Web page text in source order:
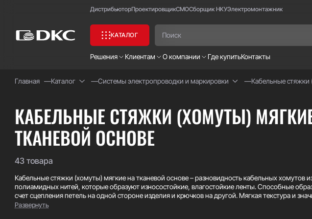
ДистрибьюторПроектировщикСМОСборщик НКУЭлектромонтажник
КАТАЛОГ
Решения Клиентам О компании Где купитьКонтакты
Главная Каталог Системы электропроводки и маркировки Кабельные стяжки
КАБЕЛЬНЫЕ СТЯЖКИ (ХОМУТЫ)
ТКАНЕВОЙ ОСНОВЕ
43 товара
Кабельные стяжки (хомуты) мягкие на тканевой основе – разновидность кабельных хомутов
полиамидных нитей, которые образуют износостойкие, влагостойкие ленты. Способные
счет сцепления петель на одной стороне изделия и крючков на другой. Мягкая текстура и
хомутов исключает риск повреждения и перезатяжки кабельных жгутов. Конструктивные
Развернуть